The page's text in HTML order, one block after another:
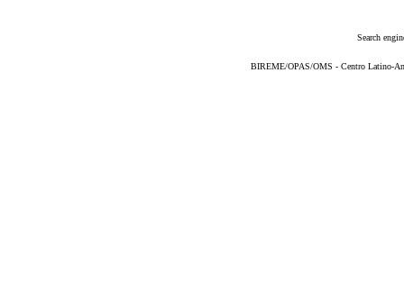
Search
BIREME/OPAS/OMS - Centro Latino-